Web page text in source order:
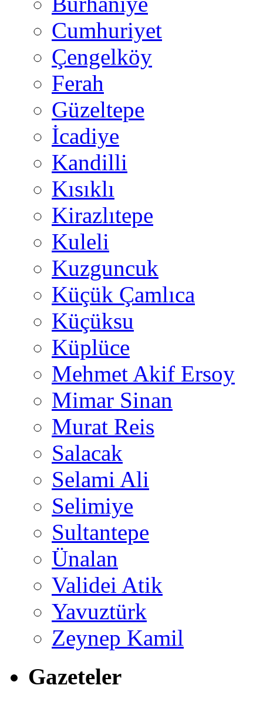
Cumhuriyet
Çengelköy
Ferah
Güzeltepe
İcadiye
Kandilli
Kısıklı
Kirazlıtepe
Kuleli
Kuzguncuk
Küçük Çamlıca
Küçüksu
Küplüce
Mehmet Akif Ersoy
Mimar Sinan
Murat Reis
Salacak
Selami Ali
Selimiye
Sultantepe
Ünalan
Validei Atik
Yavuztürk
Zeynep Kamil
Gazeteler